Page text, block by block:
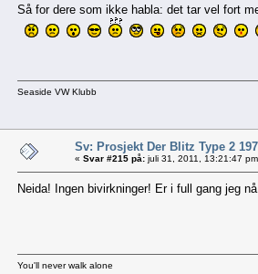
Så for dere som ikke habla: det tar vel fort
Seaside VW Klubb
Sv: Prosjekt Der Blitz Type 2
« Svar #215 på: juli 31, 2011, 13:21:47
Neida! Ingen bivirkninger! Er i full gang jeg
You'll never walk alone